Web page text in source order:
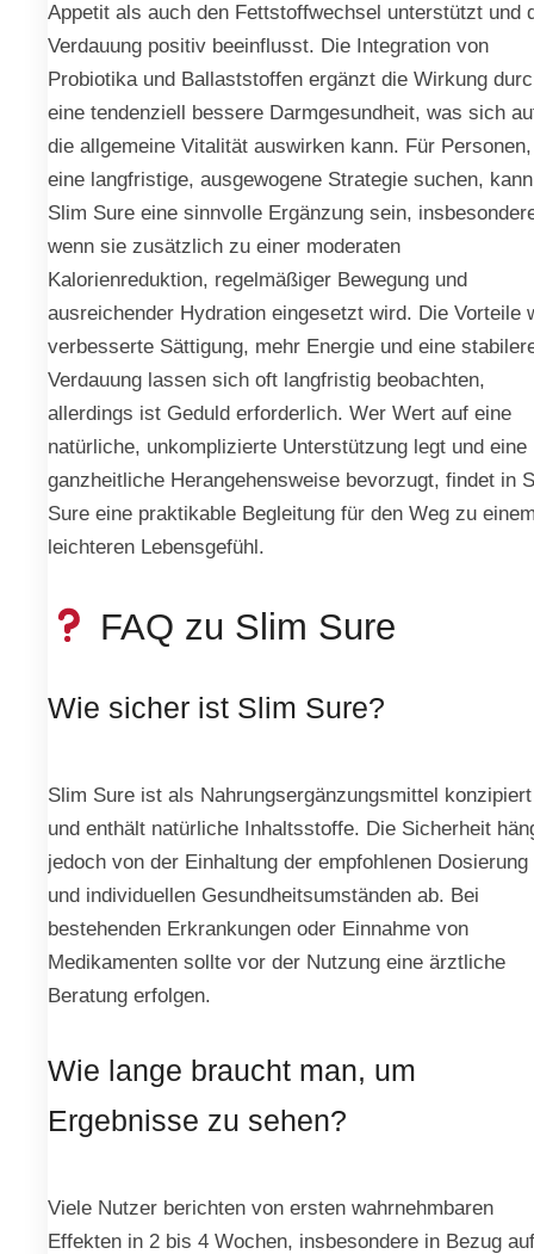
Appetit als auch den Fettstoffwechsel unterstützt und
Verdauung positiv beeinflusst. Die Integration von
Probiotika und Ballaststoffen ergänzt die Wirkung
eine tendenziell bessere Darmgesundheit, was sich
die allgemeine Vitalität auswirken kann. Für
eine langfristige, ausgewogene Strategie suchen, kann
Slim Sure eine sinnvolle Ergänzung sein,
wenn sie zusätzlich zu einer moderaten
Kalorienreduktion, regelmäßiger Bewegung und
ausreichender Hydration eingesetzt wird. Die Vorteile
verbesserte Sättigung, mehr Energie und eine
Verdauung lassen sich oft langfristig beobachten,
allerdings ist Geduld erforderlich. Wer Wert auf eine
natürliche, unkomplizierte Unterstützung legt und eine
ganzheitliche Herangehensweise bevorzugt, findet in
Sure eine praktikable Begleitung für den Weg zu
leichteren Lebensgefühl.
FAQ zu Slim Sure
Wie sicher ist Slim Sure?
Slim Sure ist als Nahrungsergänzungsmittel konzipiert
und enthält natürliche Inhaltsstoffe. Die Sicherheit
jedoch von der Einhaltung der empfohlenen Dosierung
und individuellen Gesundheitsumständen ab. Bei
bestehenden Erkrankungen oder Einnahme von
Medikamenten sollte vor der Nutzung eine ärztliche
Beratung erfolgen.
Wie lange braucht man, um
Ergebnisse zu sehen?
Viele Nutzer berichten von ersten wahrnehmbaren
Effekten in 2 bis 4 Wochen, insbesondere in Bezug auf